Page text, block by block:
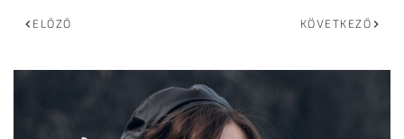
ELŐZŐ KÖVETKEZŐ